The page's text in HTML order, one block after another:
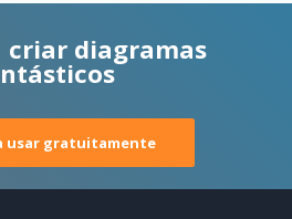
criar diagramas
usar gratuitamente